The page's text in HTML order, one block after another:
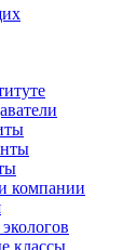
компании
классы